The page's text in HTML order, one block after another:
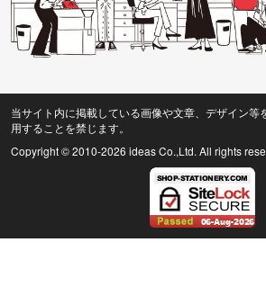
当サイト内に掲載している画像や文章、デザイン等
用することを禁じます。
Copyright © 2010-2026 ideas Co.,Ltd. All rights